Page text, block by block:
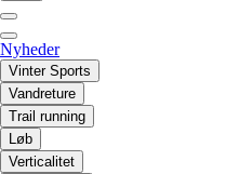
Nyheder
Vinter Sports
Vandreture
Trail running
Løb
Verticalitet